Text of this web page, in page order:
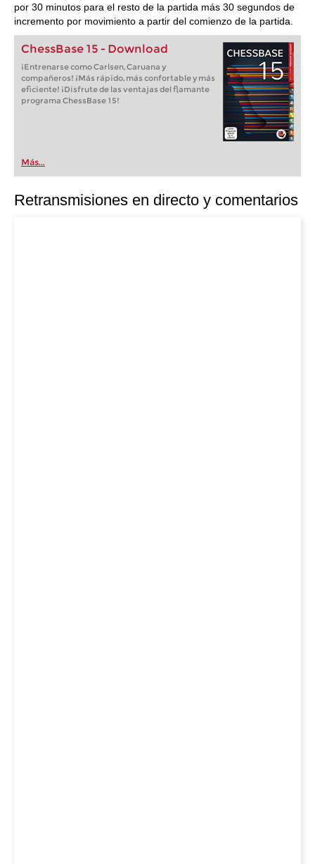
por 30 minutos para el resto de la partida más 30 segundos de
incremento por movimiento a partir del comienzo de la partida.
ChessBase 15 - Download
¡Entrenarse como Carlsen, Caruana y
compañeros! ¡Más rápido, más confortable y más
eficiente! ¡Disfrute de las ventajas del flamante
programa ChessBase 15!
Más...
Retransmisiones en directo y comentarios